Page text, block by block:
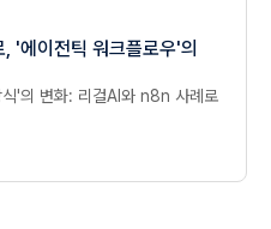
'에이전틱 워크플로우'의
'의 변화: 리걸AI와 n8n 사례로